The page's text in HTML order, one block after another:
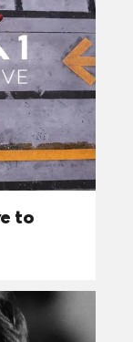
to